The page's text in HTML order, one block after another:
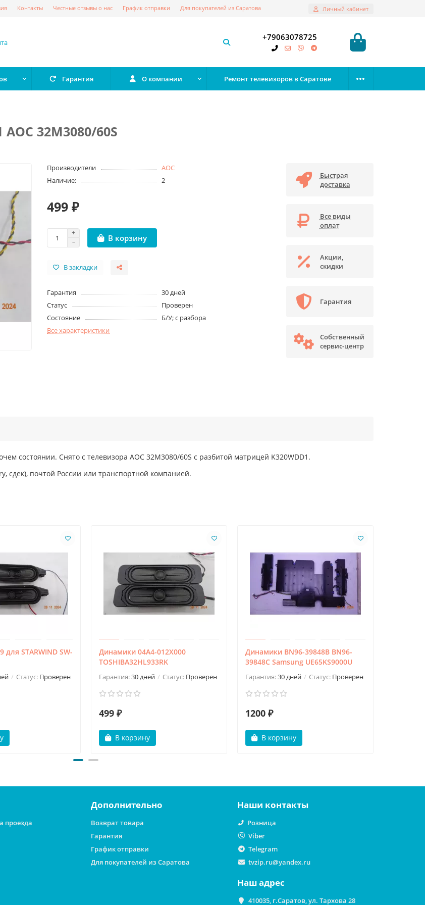
Контакты Честные отзывы о нас График отправки Для покупателей из Саратова Личный кабинет
+79063078725
Гарантия О компании Ремонт телевизоров в Саратове
32M3080/60S
Производители
AOC
Наличие:
2
499 ₽
В корзину
В закладки
Гарантия
30 дней
Статус
Проверен
Состояние
Б/У; с разбора
Все характеристики
Быстрая
доставка
Все виды
оплат
Акции,
скидки
Гарантия
Собственный
сервис-центр
состоянии. Снято с телевизора AOC 32M3080/60S с разбитой матрицей K320WDD1.
сдек), почтой России или транспортной компанией.
STARWIND SW-
Статус: Проверен
Динамики 04A4-012X000
TOSHIBA32HL933RK
Гарантия:30 дней Статус: Проверен
499 ₽
В корзину
Динамики BN96-39848B BN96-
39848C Samsung UE65KS9000U
Гарантия:30 дней Статус: Проверен
1200 ₽
В корзину
проезда
Дополнительно
Возврат товара
Гарантия
График отправки
Для покупателей из Саратова
Наши контакты
Розница
Viber
Telegram
tvzip.ru@yandex.ru
Наш адрес
410035, г.Саратов, ул. Тархова 28